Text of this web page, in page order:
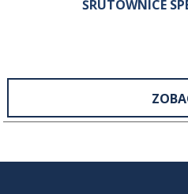
ŚRUTOWNICE